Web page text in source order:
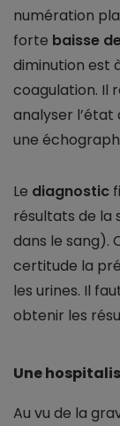
numération
forte baisse
diminution est
coagulation. Il
analyser l’état
une
Le diagnostic
résultats de la
dans le sang).
certitude la
les urines. Il
obtenir les
Une
Au vu de la